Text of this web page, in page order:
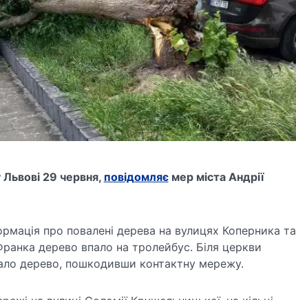
29 червня, повідомляємер міста Андрії
про повалені дерева на вулицях Коперника та
дерево впало на тролейбус. Біля церкви
дерево, пошкодивши контактну мережу.